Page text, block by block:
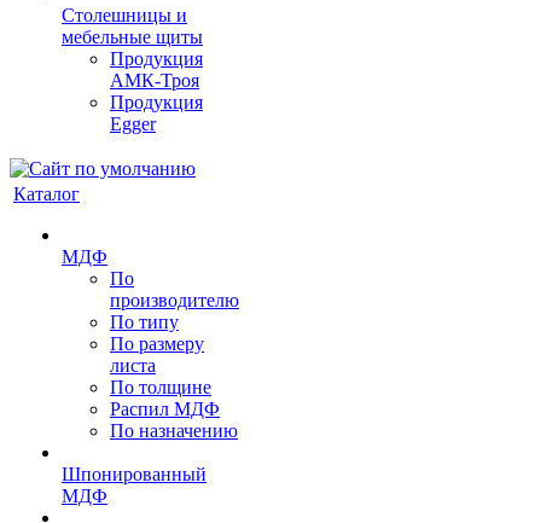
Столешницы и
мебельные щиты
Продукция
АМК-Троя
Продукция
Egger
Каталог
МДФ
По
производителю
По типу
По размеру
листа
По толщине
Распил МДФ
По назначению
Шпонированный
МДФ